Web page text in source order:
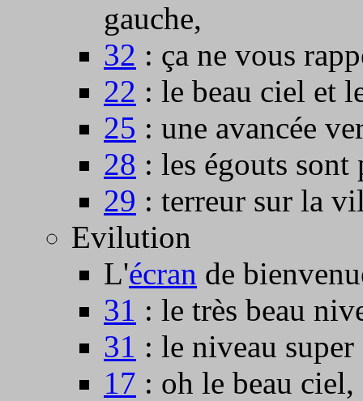
gauche,
32 : ça ne vous
22 : le beau ciel et
25 : une avancée
28 : les égouts
29 : terreur sur la
Evilution
L'écran de
31 : le très beau
31 : le niveau
17 : oh le beau ciel,